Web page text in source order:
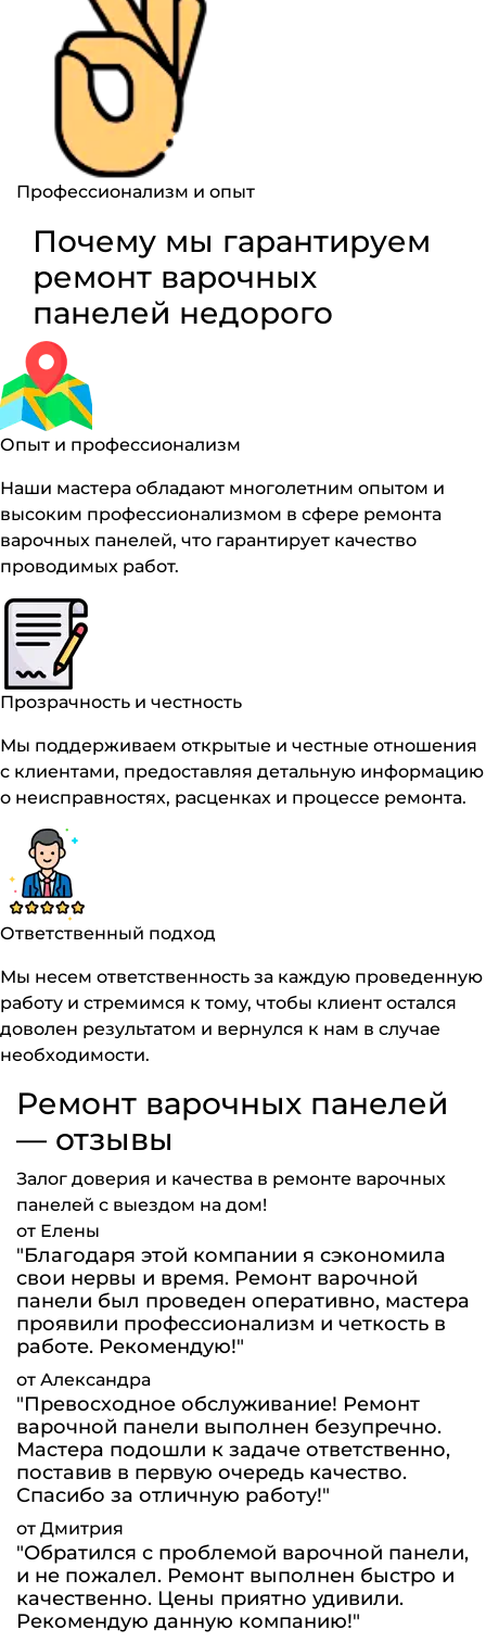
Профессионализм и опыт
Почему мы гарантируем
ремонт варочных
панелей недорого
Опыт и профессионализм
Наши мастера обладают многолетним опытом и
высоким профессионализмом в сфере ремонта
варочных панелей, что гарантирует качество
проводимых работ.
Прозрачность и честность
Мы поддерживаем открытые и честные отношения
с клиентами, предоставляя детальную информацию
о неисправностях, расценках и процессе ремонта.
Ответственный подход
Мы несем ответственность за каждую проведенную
работу и стремимся к тому, чтобы клиент остался
доволен результатом и вернулся к нам в случае
необходимости.
Ремонт варочных панелей
— отзывы
Залог доверия и качества в ремонте варочных
панелей с выездом на дом!
от Елены
"Благодаря этой компании я сэкономила
свои нервы и время. Ремонт варочной
панели был проведен оперативно, мастера
проявили профессионализм и четкость в
работе. Рекомендую!"
от Александра
"Превосходное обслуживание! Ремонт
варочной панели выполнен безупречно.
Мастера подошли к задаче ответственно,
поставив в первую очередь качество.
Спасибо за отличную работу!"
от Дмитрия
"Обратился с проблемой варочной панели,
и не пожалел. Ремонт выполнен быстро и
качественно. Цены приятно удивили.
Рекомендую данную компанию!"